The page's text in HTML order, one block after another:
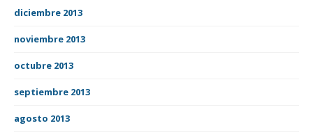
diciembre 2013
noviembre 2013
octubre 2013
septiembre 2013
agosto 2013